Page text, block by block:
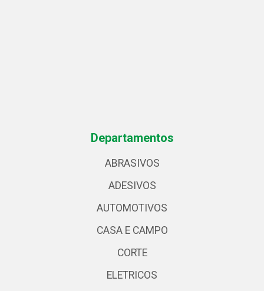
Departamentos
ABRASIVOS
ADESIVOS
AUTOMOTIVOS
CASA E CAMPO
CORTE
ELETRICOS